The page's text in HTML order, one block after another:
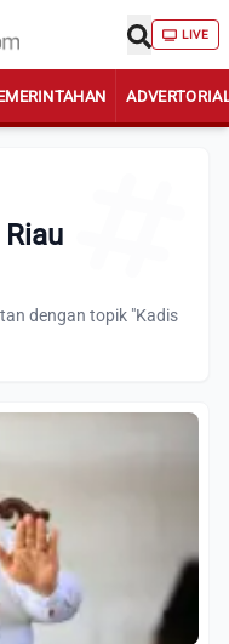
LIVE
dengan topik "Kadis